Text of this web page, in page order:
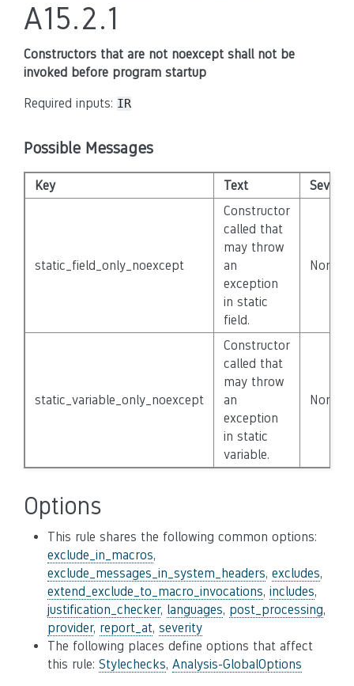
A15.2.1
Constructors that are not noexcept shall not be
invoked before program startup
Required inputs: IR
Possible Messages
Key Text Severity
static_field_only_noexcept
Constructor
called that
may throw
an
exception
in static
field.
None
static_variable_only_noexcept
Constructor
called that
may throw
an
exception
in static
variable.
None
Options
This rule shares the following common options:
exclude_in_macros,
exclude_messages_in_system_headers, excludes,
extend_exclude_to_macro_invocations, includes,
justification_checker, languages, post_processing,
provider, report_at, severity
The following places define options that affect
this rule: Stylechecks, Analysis-GlobalOptions